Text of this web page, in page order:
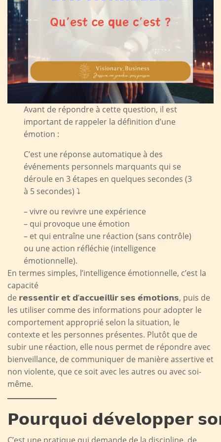
Avant de répondre à cette question, il est
important de rappeler la définition d’une
émotion :
C’est une réponse automatique à des
événements personnels marquants qui se
déroule en 3 étapes en quelques secondes (3
à 5 secondes) ⤵️
– vivre ou revivre une expérience
– qui provoque une émotion
– et qui entraîne une réaction (sans contrôle)
ou une action réfléchie (intelligence
émotionnelle).
En termes simples, l’intelligence émotionnelle, c’est la
capacité
de 𝗿𝗲𝘀𝘀𝗲𝗻𝘁𝗶𝗿 𝗲𝘁 𝗱’𝗮𝗰𝗰𝘂𝗲𝗶𝗹𝗹𝗶𝗿 𝘀𝗲𝘀 𝗲́𝗺𝗼𝘁𝗶𝗼𝗻𝘀, puis de
les utiliser comme des informations pour adopter le
comportement approprié selon la situation, le
contexte et les personnes présentes. Plutôt que de
subir une réaction, elle nous permet de répondre avec
bienveillance, de communiquer de manière assertive et
non violente, que ce soit avec les autres ou avec soi-
même.
𝗣𝗼𝘂𝗿𝗾𝘂𝗼𝗶 𝗱𝗲́𝘃𝗲𝗹𝗼𝗽𝗽𝗲𝗿